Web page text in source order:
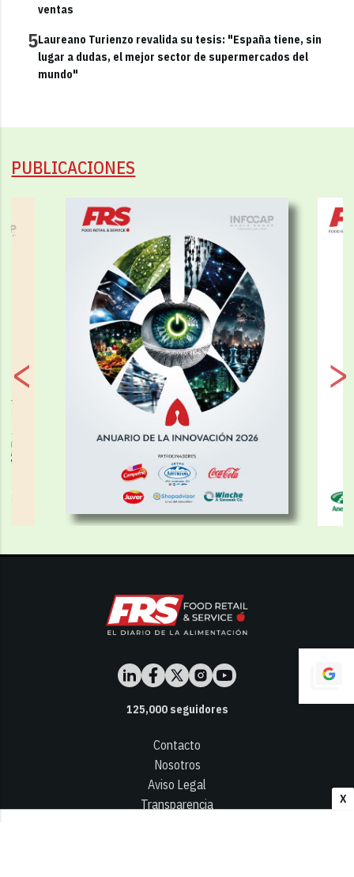
X
ventas
5Laureano Turienzo revalida su tesis: "España tiene, sin
lugar a dudas, el mejor sector de supermercados del
mundo"
PUBLICACIONES
125,000seguidores
Contacto
Nosotros
Aviso Legal
Transparencia